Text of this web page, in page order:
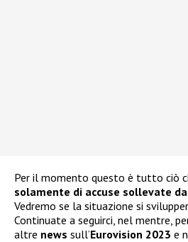
Per il momento questo è tutto ciò
solamente di accuse sollevate
Vedremo se la situazione si
Continuate a seguirci, nel mentre,
altre news sull’Eurovision 2023 e